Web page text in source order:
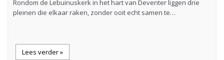
Rondom de Lebuinuskerk in het hart van Deventer liggen drie
pleinen die elkaar raken, zonder ooit echt samen te…
Lees verder »